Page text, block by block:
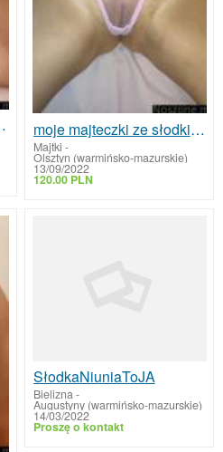
moje majteczki ze słodkiej cipeczki
Majtki -
Olsztyn (warmińsko-mazurskie)
13/09/2022
120.00 PLN
SłodkaNiuniaToJA
Bielizna-
Augustyny (warmińsko-mazurskie)
14/03/2022
Proszę o kontakt